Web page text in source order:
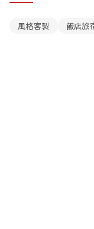
風格客製 飯店旅